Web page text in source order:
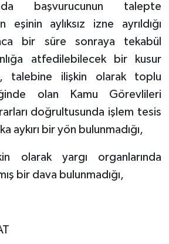
başvurucunun talepte
eşinin aylıksız izne ayrıldığı
bir süre sonraya tekabül
atfedilebilecek bir kusur
talebine ilişkin olarak toplu
olan Kamu Görevlileri
doğrultusunda işlem tesis
aykırı bir yön bulunmadığı,
olarak yargı organlarında
bir dava bulunmadığı,